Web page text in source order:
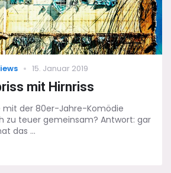
Posted
on
15. Januar 2019
mit Hirnriss
mit der 80er-Jahre-Komödie
zu teuer gemeinsam? Antwort: gar
das ...